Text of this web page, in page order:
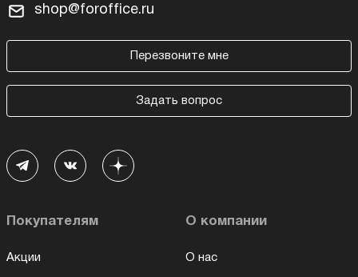
shop@foroffice.ru
Перезвоните мне
Задать вопрос
Покупателям
Акции
О компании
О нас